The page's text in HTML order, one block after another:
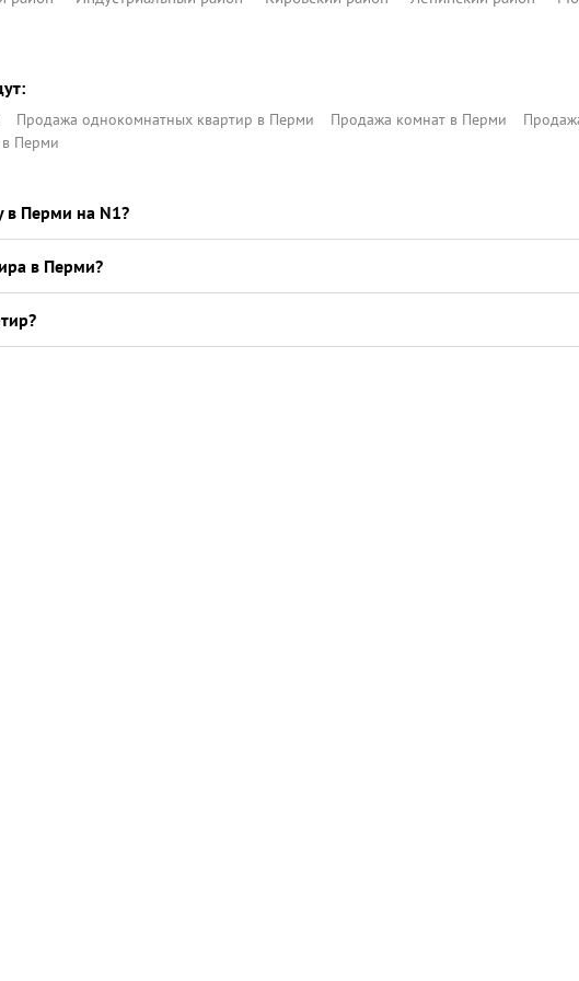
города, что позволяет быстро добраться до
Продажа однокомнатных квартир в Перми Продажа комнат в Перми
в Перми
в Перми на N1?
в Перми?